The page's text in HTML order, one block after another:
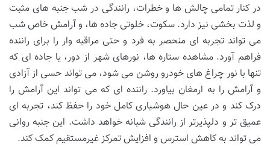
در کنار تمامی چالش ها و خطرات، رانندگی در شب جنبه های مثبت
و لذت بخشی نیز دارد. سکوت، خلوتی جاده ها، و آرامش خاص شب
می تواند تجربه ای منحصر به فرد و حتی مراقبه وار را برای راننده
فراهم آورد. مشاهده ستاره ها، نورهای شهر از دور، یا جاده ای که
تنها با نور چراغ های خودرو روشن می شود، می تواند حسی از آزادی
و آرامش را به ارمغان بیاورد. راننده ای که می تواند این آرامش را
درک کند و در عین حال هوشیاری کامل خود را حفظ کند، تجربه ای
عمیق تر و دلپذیرتر از رانندگی شبانه خواهد داشت. این جنبه روانی
می تواند به کاهش استرس و افزایش تمرکز غیرمستقیم کمک کند.